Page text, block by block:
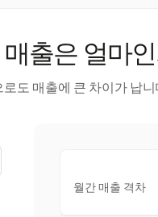
출은 얼마
도 매출에 큰 차이가 납
월간 매출 격차